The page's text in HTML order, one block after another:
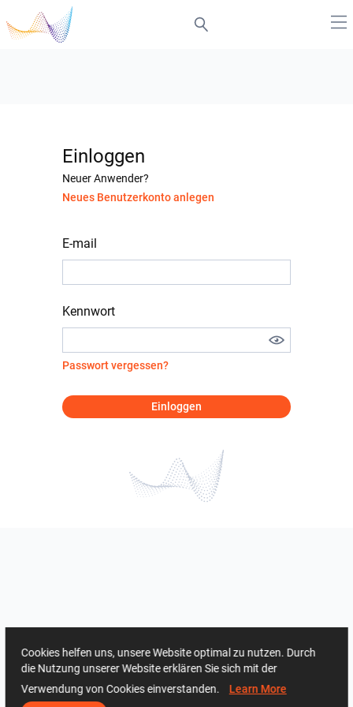
Einloggen
Neuer Anwender?
Neues Benutzerkonto anlegen
E-mail
Kennwort
Passwort vergessen?
Einloggen
Cookies helfen uns, unsere Website optimal zu nutzen. Durch
die Nutzung unserer Website erklären Sie sich mit der
Verwendung von Cookies einverstanden. Learn More